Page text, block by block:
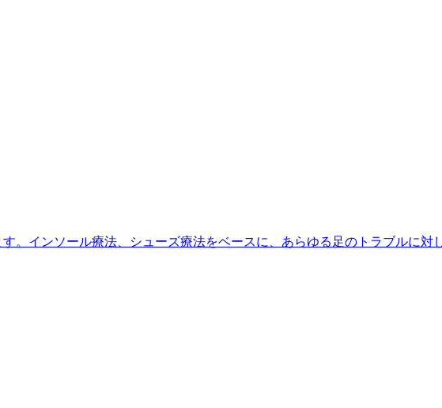
。インソール療法、シューズ療法をベースに、あらゆる足のトラブルに対